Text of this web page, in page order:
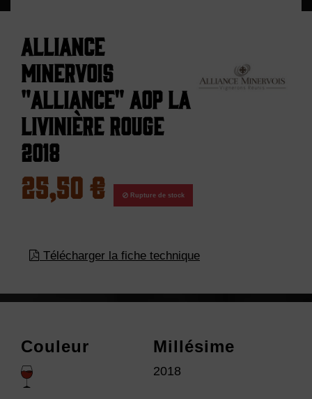
Alliance
Minervois
"Alliance" AOP La
Livinière Rouge
2018
25,50 € Rupture de stock
Télécharger la fiche technique
Couleur Millésime
2018